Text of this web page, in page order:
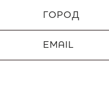
ГОРОД
EMAIL